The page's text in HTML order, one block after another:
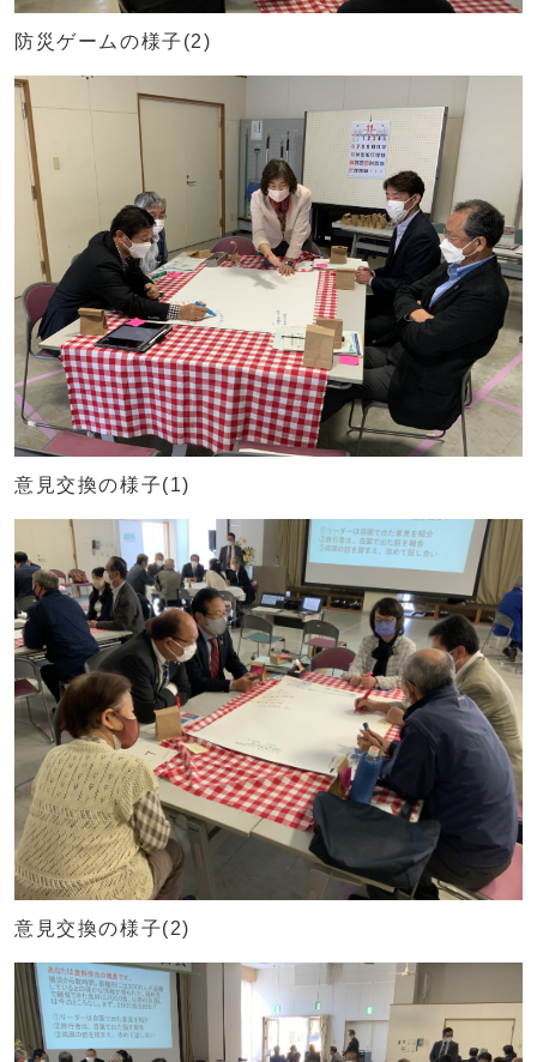
防災ゲームの様子(2)
意見交換の様子(1)
意見交換の様子(2)